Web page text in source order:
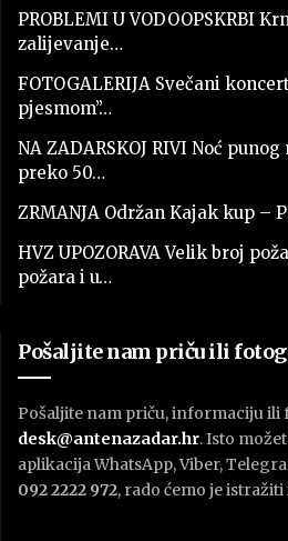
PROBLEMI U VODOOPSKRBI
zalijevanje…
FOTOGALERIJA Svečani
pjesmom”…
NA ZADARSKOJ RIVI Noć
preko 50…
ZRMANJA Održan Kajak kup –
HVZ UPOZORAVA Velik broj
požara i u…
Pošaljite nam priču ili
Pošaljite nam priču, informaciju
desk@antenazadar.hr. Isto
aplikacija WhatsApp, Viber,
092 2222 972, rado ćemo je